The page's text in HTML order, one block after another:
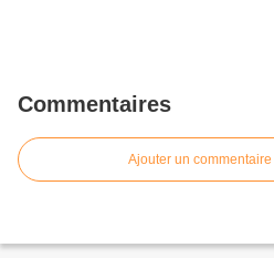
Commentaires
Ajouter un commentaire